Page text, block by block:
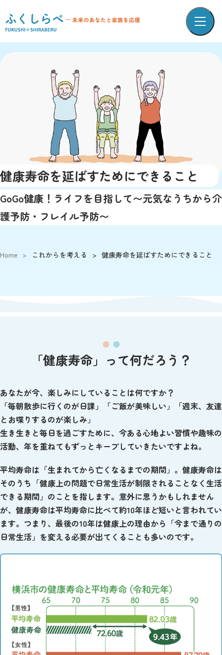
健康寿命を延ばすためにできること
GoGo健康！ライフを目指して〜元気なうちから介
護予防・フレイル予防〜
Home > これからを考える > 健康寿命を延ばすためにできること
「健康寿命」って何だろう？
あなたが今、楽しみにしていることは何ですか？
「毎朝散歩に行くのが日課」「ご飯が美味しい」「週末、友達
とお喋りするのが楽しみ」
生き生きと毎日を過ごすために、今ある心地よい習慣や趣味の
活動、年を重ねてもずっとキープしていきたいですよね。
平均寿命は「生まれてから亡くなるまでの期間」。健康寿命は
そのうち「健康上の問題で日常生活が制限されることなく生活
できる期間」のことを指します。意外に思うかもしれません
が、健康寿命は平均寿命に比べて約10年ほど短いと言われてい
ます。つまり、最後の10年は健康上の理由から「今まで通りの
日常生活」を変える必要が出てくることも多いのです。